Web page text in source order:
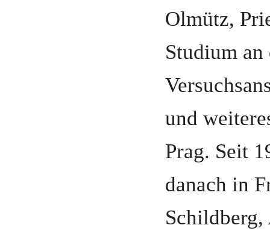
Olmütz,
Studium
und
Prag. Seit
danach in
Schildberg,